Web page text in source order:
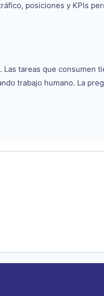
posiciones y KPIs
tareas que
trabajo humano. La